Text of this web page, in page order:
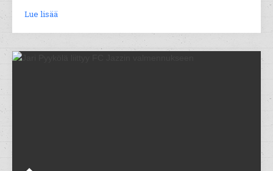
Lue lisää